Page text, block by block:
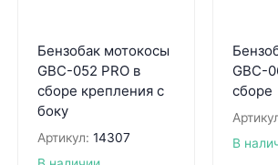
Бензобак мотокосы
GBC-052 PRO в
сборе крепления с
боку
Артикул: 14307
GBC-
сборе
В